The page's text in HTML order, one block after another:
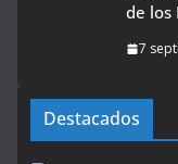
de los
7
Destacados